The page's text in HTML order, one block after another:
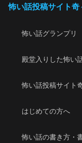
怖い話投稿サイト奇
怖い話グランプリ
殿堂入りした怖い
怖い話投稿サイト
はじめての方へ
怖い話の書き方・